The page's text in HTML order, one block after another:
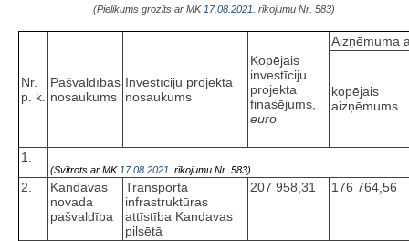
(Pielikums grozīts ar MK 17.08.2021. rīkojumu Nr. 583)
Nr.
p. k.
Pašvaldības
nosaukums
Investīciju projekta
nosaukums
Kopējais
investīciju
projekta
finasējums,
euro
Aizņēmuma
kopējais
aizņēmums
1.
(Svītrots ar MK 17.08.2021. rīkojumu Nr. 583)
2.
Kandavas
novada
pašvaldība
Transporta
infrastruktūras
attīstība Kandavas
pilsētā
207 958,31 176 764,56